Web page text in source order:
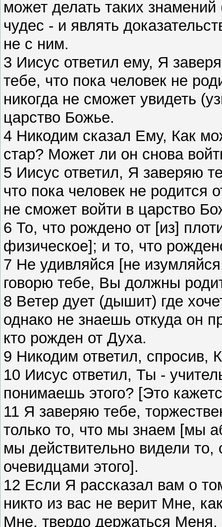
может делать таких
чудес - и являть
не с ним.
3 Иисус ответил ему, Я
тебе, что пока человек не
никогда не сможет увидеть
царство Божье.
4 Никодим сказал Ему, Как
стар? Может ли он снова
5 Иисус ответил, Я заверяю
что пока человек не родится
не сможет войти в царство
6 То, что рождено от [из]
физическое]; и то, что
7 Не удивляйся [не
говорю тебе, Вы должны
8 Ветер дует (дышит) где
однако не знаешь откуда он
кто рожден от Духа.
9 Никодим ответил, спросив,
10 Иисус ответил, Ты -
понимаешь этого? [Это
11 Я заверяю тебе,
только то, что мы знаем [мы
мы действительно видели
очевидцами этого].
12 Если Я рассказал вам о
никто из вас не верит Мне,
Мне, твердо держаться